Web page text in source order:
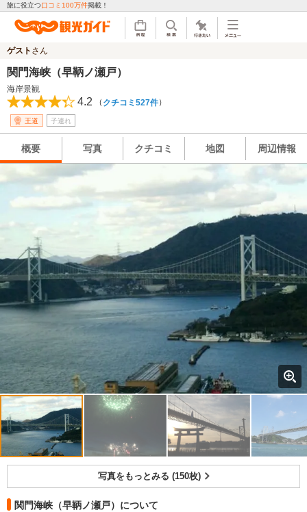
旅に役立つ口コミ100万件掲載！
ゲスト さん
関門海峡（早鞆ノ瀬戸）
海岸景観
4.2 （ クチコミ527件）
王道 子連れ
概要 写真 クチコミ 地図 周辺情報
写真をもっとみる (150枚)
関門海峡（早鞆ノ瀬戸）について